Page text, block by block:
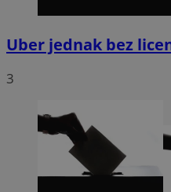
Uber jednak bez
3